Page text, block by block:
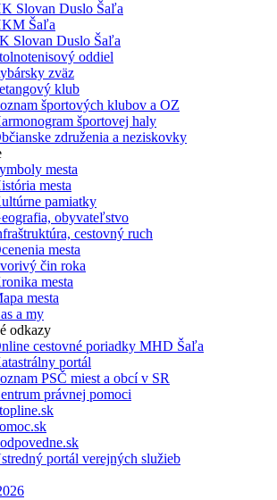
Slovan Duslo Šaľa
Šaľa
Slovan Duslo Šaľa
oddiel
zväz
klub
športových klubov a OZ
športovej haly
združenia a neziskovky
mesta
mesta
pamiatky
obyvateľstvo
cestovný ruch
mesta
čin roka
mesta
mesta
a my
odkazy
cestovné poriadky MHD Šaľa
portál
PSČ miest a obcí v SR
právnej pomoci
portál verejných služieb